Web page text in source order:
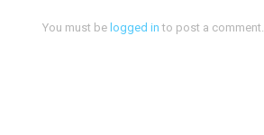
You must be logged in to post a comment.